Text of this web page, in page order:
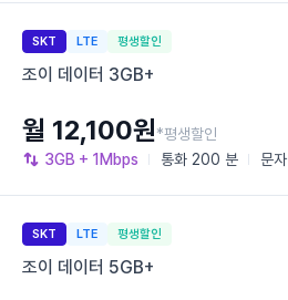
SKT LTE 평생할인
조이 데이터 3GB+
3GB + 1Mbps 통화 200 분 문자
월 12,100원*평생할인
SKT LTE 평생할인
조이 데이터 5GB+